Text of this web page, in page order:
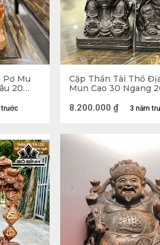
đen, râu rậm, cưỡi cọp
phúc hậu với râu tóc bạc
Pơ Mu
20
trước
Cặp Thần Tài Thổ
Mun Cao 30 Ngang
3 năm
8.200.000 ₫